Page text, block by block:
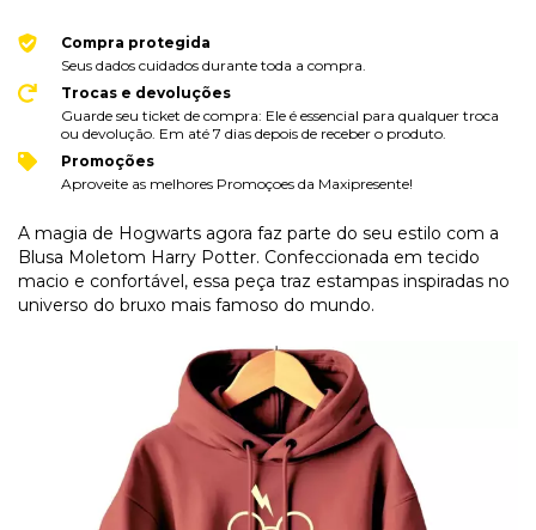
Compra protegida
Seus dados cuidados durante toda a compra.
Trocas e devoluções
Guarde seu ticket de compra: Ele é essencial para qualquer troca
ou devolução. Em até 7 dias depois de receber o produto.
Promoções
Aproveite as melhores Promoçoes da Maxipresente!
A magia de Hogwarts agora faz parte do seu estilo com a
Blusa Moletom Harry Potter. Confeccionada em tecido
macio e confortável, essa peça traz estampas inspiradas no
universo do bruxo mais famoso do mundo.